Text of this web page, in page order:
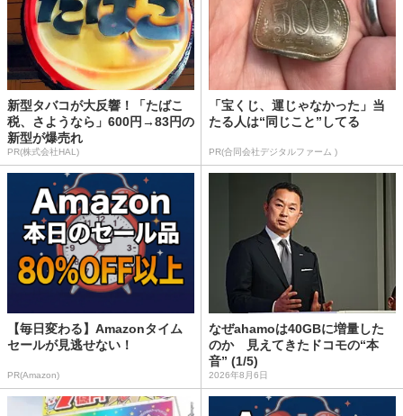
新型タバコが大反響！「たばこ
税、さようなら」600円→83円の
新型が爆売れ
PR(株式会社HAL)
「宝くじ、運じゃなかった」当
たる人は“同じこと”してる
PR(合同会社デジタルファーム )
【毎日変わる】Amazonタイム
セールが見逃せない！
PR(Amazon)
なぜahamoは40GBに増量した
のか 見えてきたドコモの“本
音” (1/5)
2026年8月6日